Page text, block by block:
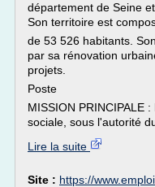
département de Seine
Son territoire est
de 53 526 habitants.
par sa rénovation
projets.
Poste
MISSION PRINCIPALE
sociale, sous l'autorité
Lire la suite
Site : https://